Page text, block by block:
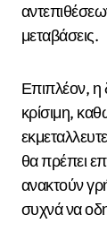
μεταβάσεις.
Επιπλέον, η
κρίσιμη,
θα πρέπει
ανακτούν
συχνά να